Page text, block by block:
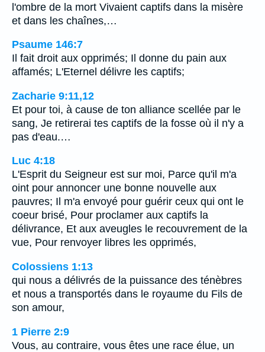
l'ombre de la mort Vivaient captifs dans la misère
et dans les chaînes,…
Psaume 146:7
Il fait droit aux opprimés; Il donne du pain aux
affamés; L'Eternel délivre les captifs;
Zacharie 9:11,12
Et pour toi, à cause de ton alliance scellée par le
sang, Je retirerai tes captifs de la fosse où il n'y a
pas d'eau.…
Luc 4:18
L'Esprit du Seigneur est sur moi, Parce qu'il m'a
oint pour annoncer une bonne nouvelle aux
pauvres; Il m'a envoyé pour guérir ceux qui ont le
coeur brisé, Pour proclamer aux captifs la
délivrance, Et aux aveugles le recouvrement de la
vue, Pour renvoyer libres les opprimés,
Colossiens 1:13
qui nous a délivrés de la puissance des ténèbres
et nous a transportés dans le royaume du Fils de
son amour,
1 Pierre 2:9
Vous, au contraire, vous êtes une race élue, un